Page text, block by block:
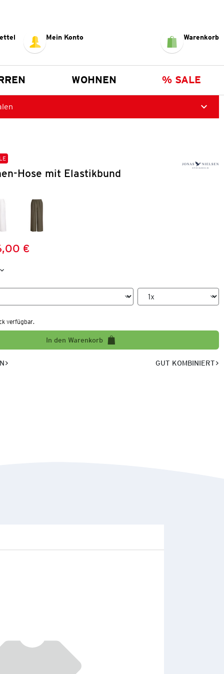
Mein Konto Warenkorb
WOHNEN % SALE
Hose mit Elastikbund
€
verfügbar.
In den Warenkorb
GUT KOMBINIERT